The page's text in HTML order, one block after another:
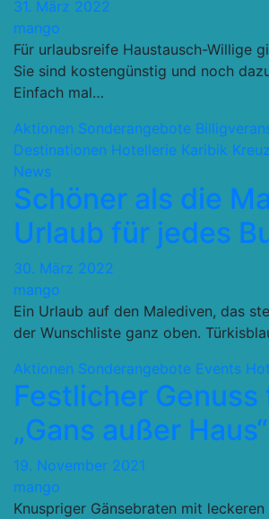
31. März 2022
mango
Für urlaubsreife Haustausch-Willige
Sie sind kostengünstig und noch
Einfach mal…
Aktionen Sonderangebote
Destinationen Hotellerie Karibik
News
Schöner als die
Urlaub für jedes
30. März 2022
mango
Ein Urlaub auf den Malediven, das
der Wunschliste ganz oben.
Aktionen Sonderangebote Events
Festlicher Genuss
„Gans außer Haus“
19. November 2021
mango
Knuspriger Gänsebraten mit leckeren